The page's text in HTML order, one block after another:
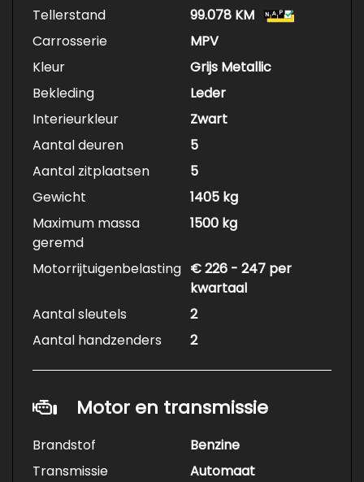
Tellerstand
99.078 KM
Carrosserie
MPV
Kleur
Grijs Metallic
Bekleding
Leder
Interieurkleur
Zwart
Aantal deuren
5
Aantal zitplaatsen
5
Gewicht
1405 kg
Maximum massa
geremd
1500 kg
Motorrijtuigenbelasting € 226 - 247 per
kwartaal
Aantal sleutels
2
Aantal handzenders
2
Motor en transmissie
Brandstof
Benzine
Transmissie
Automaat